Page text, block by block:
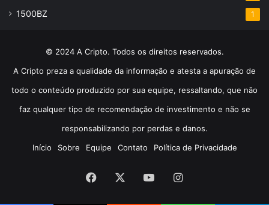
1500BZ 1
© 2024 A Cripto. Todos os direitos reservados.
A Cripto preza a qualidade da informação e atesta a apuração de
todo o conteúdo produzido por sua equipe, ressaltando, que não
faz qualquer tipo de recomendação de investimento e não se
responsabilizando por perdas e danos.
Início
Sobre Equipe Contato Política de Privacidade
Facebook YouTubeInstagram